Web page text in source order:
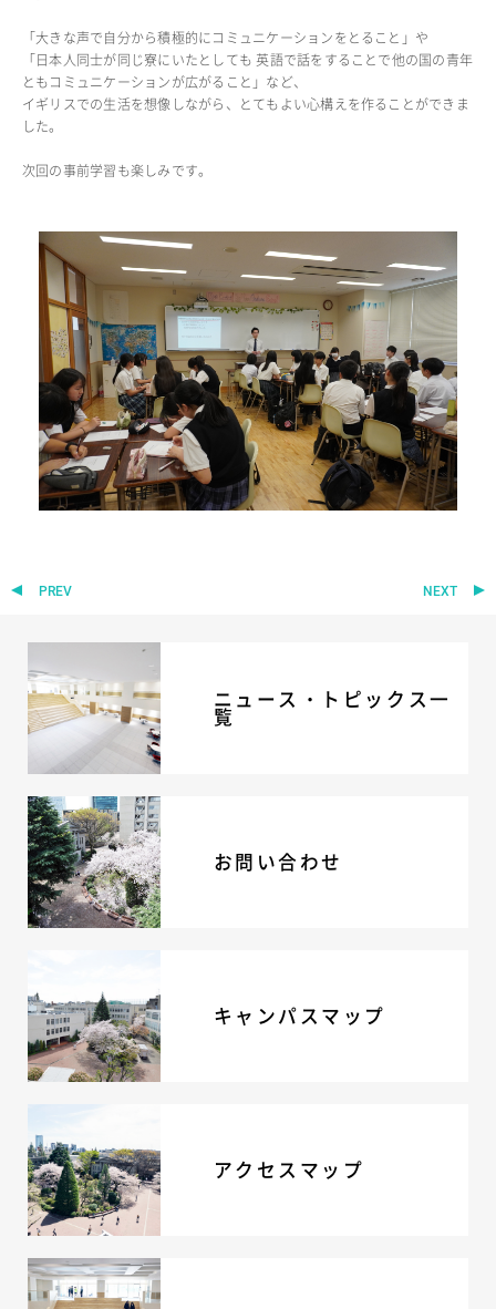
入試要項
志願者速報
合格者発表
学校説明会
入学金・学費等一覧
公開行事の紹介
編入学・転入学試験
よくあるご質問
INFORMATION
総合案内
ニュース・トピック
お問い合わせ
キャンパスマップ
採用情報
地の塩、世の光（スクールモットー）
「大きな声で自分から積極的にコミュニケーションをとること」や
「日本人同士が同じ寮にいたとしても 英語で話をすることで他の国の青年
ともコミュニケーションが広がること」など、
イギリスでの生活を想像しながら、とてもよい心構えを作ることができま
した。
次回の事前学習も楽しみです。
PREV NEXT
ニュース・トピックス一
覧
お問い合わせ
キャンパスマップ
アクセスマップ